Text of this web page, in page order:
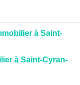
à Saint-
à Saint-Cyran-